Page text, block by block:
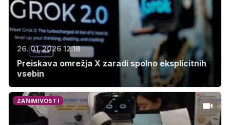
26. 01. 2026 12.18
Preiskava omrežja X zaradi spolno eksplicitnih
vsebin
ZANIMIVOSTI